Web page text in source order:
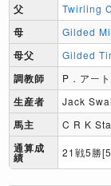
父 Twirling
母 Gilded
母父 Gilded
調教師 P．アー
生産者 Jack
馬主 C R K
通算成
績 21戦5勝